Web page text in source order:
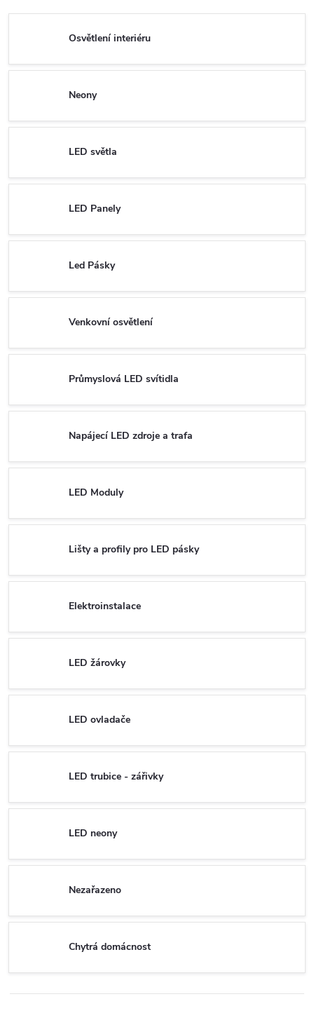
Osvětlení interiéru
Neony
LED světla
LED Panely
Led Pásky
Venkovní osvětlení
Průmyslová LED svítidla
Napájecí LED zdroje a trafa
LED Moduly
Lišty a profily pro LED pásky
Elektroinstalace
LED žárovky
LED ovladače
LED trubice - zářivky
LED neony
Nezařazeno
Chytrá domácnost